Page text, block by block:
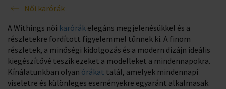
Női karórák
A Withings női karórák elegáns megjelenésükkel és a
részletekre fordított figyelemmel tűnnek ki. A finom
részletek, a minőségi kidolgozás és a modern dizájn ideális
kiegészítővé teszik ezeket a modelleket a mindennapokra.
Kínálatunkban olyan órákat talál, amelyek mindennapi
viseletre és különleges eseményekre egyaránt alkalmasak.